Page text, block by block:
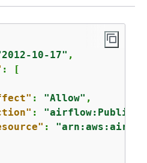
10-17" ,
: [
: "Allow" ,
:
: